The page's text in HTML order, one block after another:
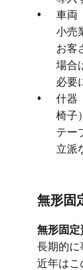
車両​
小売
お客
場合
必要
什器​
椅子
テー
立派
無形固
無形固定
長期的に​
近年は​こ